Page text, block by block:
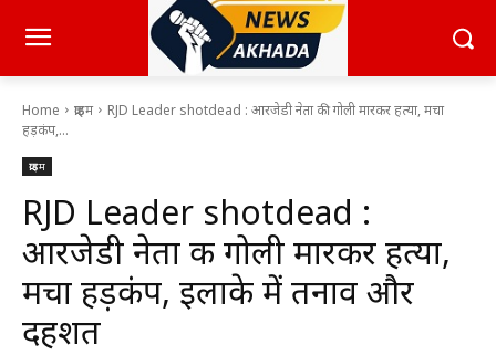
Home क्राइम
RJD Leader shotdead : आरजेडी नेता की गोली मारकर हत्या, मचा
हड़कंप,...
क्राइम
RJD Leader shotdead :
आरजेडी नेता की गोली मारकर हत्या,
मचा हड़कंप, इलाके में तनाव और
दहशत